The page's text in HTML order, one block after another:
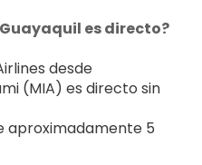
es directo?
desde
(MIA) es directo sin
aproximadamente 5